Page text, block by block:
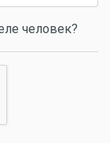
человек?